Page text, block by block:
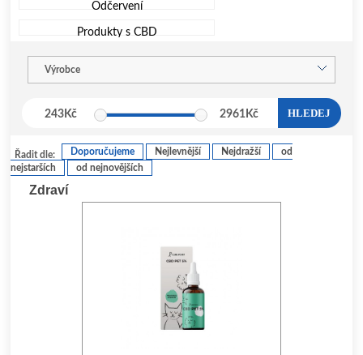
Odčervení
Produkty s CBD
Výrobce
243Kč 2961 Kč HLEDEJ
Řadit dle: Doporučujeme Nejlevnější Nejdražší
od
nejstarších
od nejnovějších
Zdraví